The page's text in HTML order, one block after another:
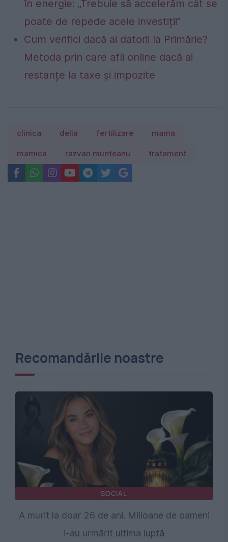
în energie: „Trebuie să accelerăm cât se
poate de repede acele investiții”
Cum verifici dacă ai datorii la Primărie?
Metoda prin care afli online dacă ai
restanțe la taxe și impozite
clinica delia fertilizare mama
mamica razvan munteanu tratament
Recomandările noastre
SOCIAL
A murit la doar 26 de ani. Milioane de oameni
i-au urmărit ultima luptă